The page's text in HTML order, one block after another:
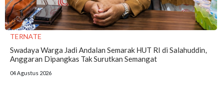
TERNATE
Swadaya Warga Jadi Andalan Semarak HUT RI di Salahuddin,
Anggaran Dipangkas Tak Surutkan Semangat
04 Agustus 2026